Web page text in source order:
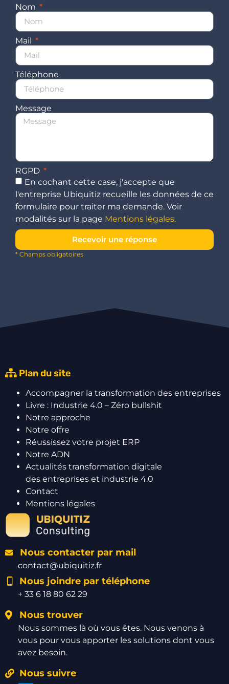
Nom
Mail
Téléphone
Message
RGPD
En cochant cette case, j'accepte que
l'entreprise Ubiquitiz recueille les données de ce
formulaire pour traiter ma demande. Voir
modalités sur la page Mentions légales.
Recevoir une réponse
* Champs obligatoires
Plan du site
Accompagner la transformation des entreprises
Livre : Industrie 4.0 – Zéro bullshit
Notre approche
Notre offre
Réussissez votre projet ERP
Notre ADN
Actualités transformation digitale
des entreprises et industrie 4.0
Contact
Mentions légales
Nous contacter par mail
contact@ubiquitiz.fr
Nous joindre par téléphone
+ 33 6 18 80 62 29
Nous trouver
Nous sommes là où vous êtes. Nous venons à
vous pour vous apporter les solutions dont vous
avez besoin.
Nous suivre